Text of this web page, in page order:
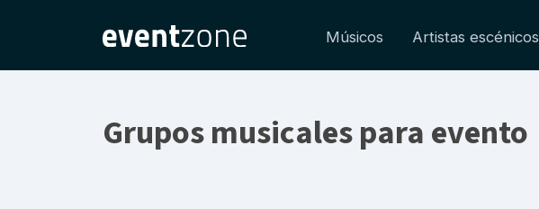
Músicos Artistas escénicos
Grupos musicales para evento